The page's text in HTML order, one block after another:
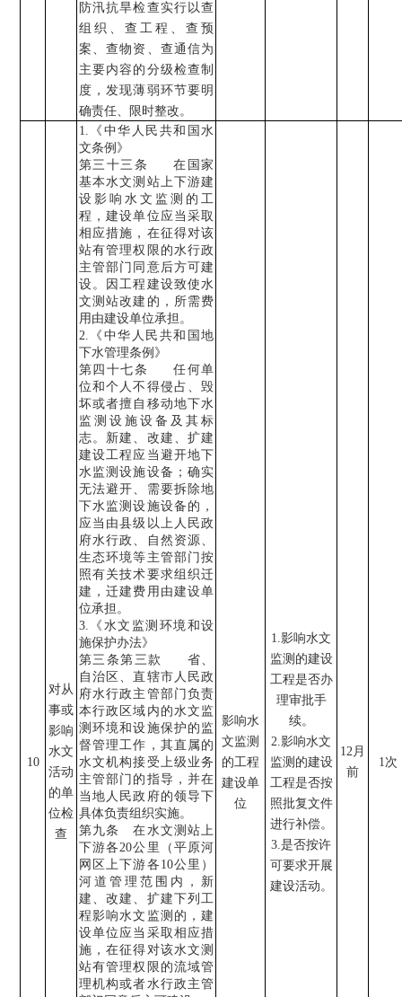
防汛抗旱检查实行以查
组织、查工程、查预
案、查物资、查通信为
主要内容的分级检查制
度，发现薄弱环节要明
确责任、限时整改。
10
对从
事或
影响
水文
活动
的单
位检
查
1. 《中华人民共和国水
文条例》
第三十三条
在国家
基本水文测站上下游建
设影响水文监测的工
程，建设单位应当采取
相应措施，在征得对该
站有管理权限的水行政
主管部门同意后方可建
设。因工程建设致使水
文测站改建的，所需费
用由建设单位承担。
2. 《中华人民共和国地
下水管理条例》
第四十七条
任何单
位和个人不得侵占、毁
坏或者擅自移动地下水
监测设施设备及其标
志。新建、改建、扩建
建设工程应当避开地下
水监测设施设备；确实
无法避开、需要拆除地
下水监测设施设备的，
应当由县级以上人民政
府水行政、自然资源、
生态环境等主管部门按
照有关技术要求组织迁
建，迁建费用由建设单
位承担。
3. 《水文监测环境和设
施保护办法》
第三条第三款
省、
自治区、直辖市人民政
府水行政主管部门负责
本行政区域内的水文监
测环境和设施保护的监
督管理工作，其直属的
水文机构接受上级业务
主管部门的指导，并在
当地人民政府的领导下
具体负责组织实施。
第九条 在水文测站上
下游各20公里（平原河
网区上下游各 10公里）
河道管理范围内，新
建、改建、扩建下列工
程影响水文监测的，建
设单位应当采取相应措
施，在征得对该水文测
站有管理权限的流域管
理机构或者水行政主管
影响水
文监测
的工程
建设单
位
1.影响水文
监测的建设
工程是否办
理审批手
续。
2.影响水文
监测的建设
工程是否按
照批复文件
进行补偿。
3.是否按许
可要求开展
建设活动。
12月
前
1次